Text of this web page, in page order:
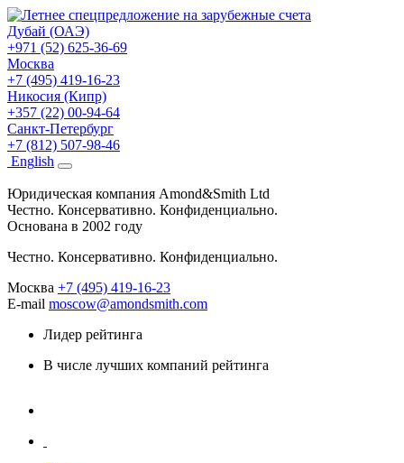
Дубай (ОАЭ)
+971 (52) 625-36-69
Москва
+7 (495) 419-16-23
Никосия (Кипр)
+357 (22) 00-94-64
Санкт-Петербург
+7 (812) 507-98-46
English
Юридическая компания Amond&Smith Ltd
Честно. Консервативно. Конфиденциально.
Основана в 2002 году
Честно. Консервативно. Конфиденциально.
Москва +7 (495) 419-16-23
E-mail moscow@amondsmith.com
Лидер рейтинга
В числе лучших компаний рейтинга